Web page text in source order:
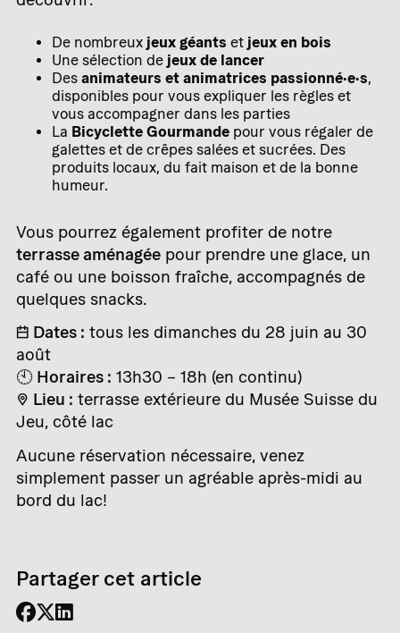
De nombreux jeux géants et jeux en bois
Une sélection de jeux de lancer
Des animateurs et animatrices passionné·e·s
disponibles pour vous expliquer les règles et
vous accompagner dans les parties
La Bicyclette Gourmande pour vous régaler de
galettes et de crêpes salées et sucrées. Des
produits locaux, du fait maison et de la bonne
humeur.
Vous pourrez également profiter de notre
terrasse aménagée pour prendre une glace, un
café ou une boisson fraîche, accompagnés de
quelques snacks.
📅 Dates : tous les dimanches du 28 juin au 30
août
🕙 Horaires : 13h30 – 18h (en continu)
📍 Lieu : terrasse extérieure du Musée Suisse du
Jeu, côté lac
Aucune réservation nécessaire, venez
simplement passer un agréable après-midi au
bord du lac!
Partager cet article